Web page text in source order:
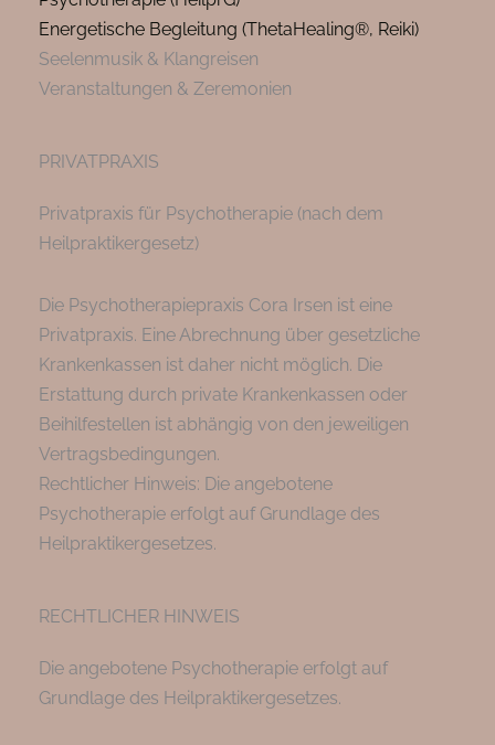
Energetische Begleitung (ThetaHealing®, Reiki)
Seelenmusik & Klangreisen
Veranstaltungen & Zeremonien
PRIVATPRAXIS
Privatpraxis für Psychotherapie (nach dem
Heilpraktikergesetz)
Die Psychotherapiepraxis Cora Irsen ist eine
Privatpraxis. Eine Abrechnung über gesetzliche
Krankenkassen ist daher nicht möglich. Die
Erstattung durch private Krankenkassen oder
Beihilfestellen ist abhängig von den jeweiligen
Vertragsbedingungen.
Rechtlicher Hinweis: Die angebotene
Psychotherapie erfolgt auf Grundlage des
Heilpraktikergesetzes.
RECHTLICHER HINWEIS
Die angebotene Psychotherapie erfolgt auf
Grundlage des Heilpraktikergesetzes.